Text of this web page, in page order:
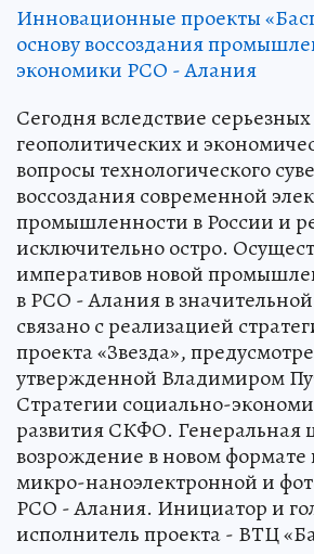
Инновационные проекты
основу воссоздания
экономики РСО - Алания
Сегодня вследствие серьезных
геополитических и
вопросы технологического
воссоздания современной
промышленности в России и
исключительно остро.
императивов новой
в РСО - Алания в
связано с реализацией
проекта «Звезда»,
утвержденной Владимиром
Стратегии социально-
развития СКФО. Генеральная
возрождение в новом формате
микро-наноэлектронной и
РСО - Алания. Инициатор и
исполнитель проекта - ВТЦ